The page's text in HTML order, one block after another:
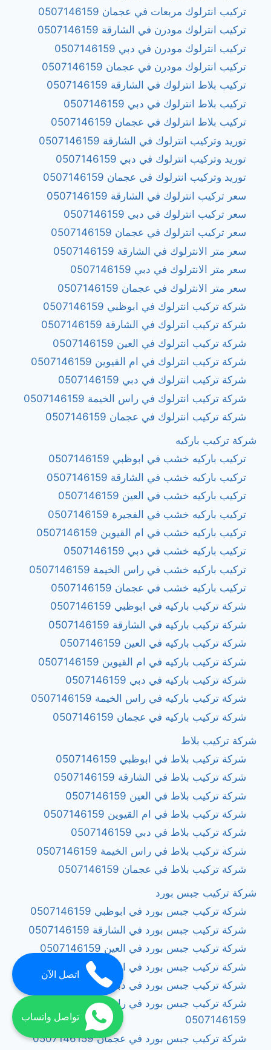
تركيب انترلوك مربعات في عجمان 0507146159
تركيب انترلوك مودرن في الشارقة 0507146159
تركيب انترلوك مودرن في دبي 0507146159
تركيب انترلوك مودرن في عجمان 0507146159
تركيب بلاط انترلوك في الشارقة 0507146159
تركيب بلاط انترلوك في دبي 0507146159
تركيب بلاط انترلوك في عجمان 0507146159
توريد وتركيب انترلوك في الشارقة 0507146159
توريد وتركيب انترلوك في دبي 0507146159
توريد وتركيب انترلوك في عجمان 0507146159
سعر تركيب انترلوك في الشارقة 0507146159
سعر تركيب انترلوك في دبي 0507146159
سعر تركيب انترلوك في عجمان 0507146159
سعر متر الانترلوك في الشارقة 0507146159
سعر متر الانترلوك في دبي 0507146159
سعر متر الانترلوك في عجمان 0507146159
شركة تركيب انترلوك في ابوظبي 0507146159
شركة تركيب انترلوك في الشارقة 0507146159
شركة تركيب انترلوك في العين 0507146159
شركة تركيب انترلوك في ام القيوين 0507146159
شركة تركيب انترلوك في دبي 0507146159
شركة تركيب انترلوك في راس الخيمة 0507146159
شركة تركيب انترلوك في عجمان 0507146159
شركة تركيب باركيه
تركيب باركيه خشب في ابوظبي 0507146159
تركيب باركيه خشب في الشارقة 0507146159
تركيب باركيه خشب في العين 0507146159
تركيب باركيه خشب في الفجيرة 0507146159
تركيب باركيه خشب في ام القيوين 0507146159
تركيب باركيه خشب في دبي 0507146159
تركيب باركيه خشب في راس الخيمة 0507146159
تركيب باركيه خشب في عجمان 0507146159
شركة تركيب باركيه في ابوظبي 0507146159
شركة تركيب باركيه في الشارقة 0507146159
شركة تركيب باركيه في العين 0507146159
شركة تركيب باركيه في ام القيوين 0507146159
شركة تركيب باركيه في دبي 0507146159
شركة تركيب باركيه في راس الخيمة 0507146159
شركة تركيب باركيه في عجمان 0507146159
شركة تركيب بلاط
شركة تركيب بلاط في ابوظبي 0507146159
شركة تركيب بلاط في الشارقة 0507146159
شركة تركيب بلاط في العين 0507146159
شركة تركيب بلاط في ام القيوين 0507146159
شركة تركيب بلاط في دبي 0507146159
شركة تركيب بلاط في راس الخيمة 0507146159
شركة تركيب بلاط في عجمان 0507146159
شركة تركيب جبس بورد
شركة تركيب جبس بورد في ابوظبي 0507146159
شركة تركيب جبس بورد في الشارقة 0507146159
شركة تركيب جبس بورد في العين 0507146159
شركة تركيب جبس بورد في ام القيوين 0507146159
شركة تركيب جبس بورد في دبي 0507146159
شركة تركيب جبس بورد في راس الخيمة
0507146159
شركة تركيب جبس بورد في عجمان 0507146159
اتصل الآن
تواصل واتساب